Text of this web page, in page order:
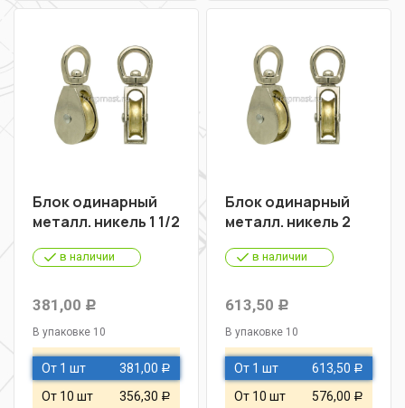
Блок одинарный
металл. никель 1 1/2
в наличии
381,00 Р
В упаковке 10
От 1 шт 381,00 Р
От 10 шт 356,30 Р
Блок одинарный
металл. никель 2
в наличии
613,50 Р
В упаковке 10
От 1 шт 613,50 Р
От 10 шт 576,00 Р